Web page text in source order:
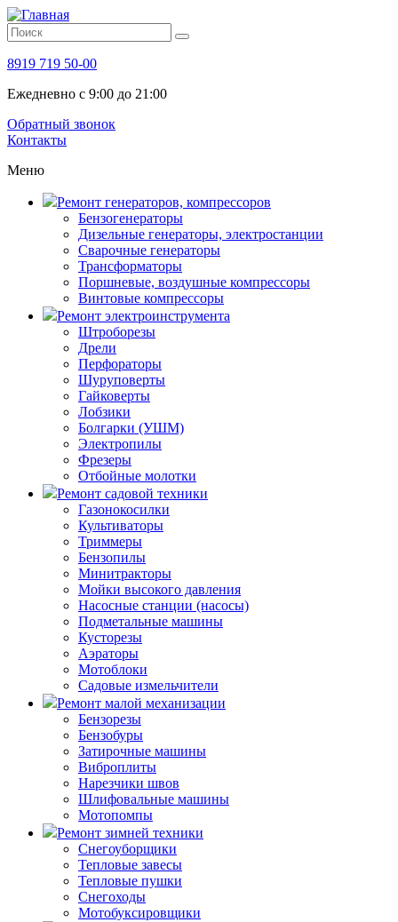
8919 719 50-00
Ежедневно с 9:00 до 21:00
Обратный звонок
Контакты
Меню
Ремонт генераторов, компрессоров
Бензогенераторы
Дизельные генераторы, электростанции
Сварочные генераторы
Трансформаторы
Поршневые, воздушные компрессоры
Винтовые компрессоры
Ремонт электроинструмента
Штроборезы
Дрели
Перфораторы
Шуруповерты
Гайковерты
Лобзики
Болгарки (УШМ)
Электропилы
Фрезеры
Отбойные молотки
Ремонт садовой техники
Газонокосилки
Культиваторы
Триммеры
Бензопилы
Минитракторы
Мойки высокого давления
Насосные станции (насосы)
Подметальные машины
Кусторезы
Аэраторы
Мотоблоки
Садовые измельчители
Ремонт малой механизации
Бензорезы
Бензобуры
Затирочные машины
Виброплиты
Нарезчики швов
Шлифовальные машины
Мотопомпы
Ремонт зимней техники
Снегоуборщики
Тепловые завесы
Тепловые пушки
Снегоходы
Мотобуксировщики